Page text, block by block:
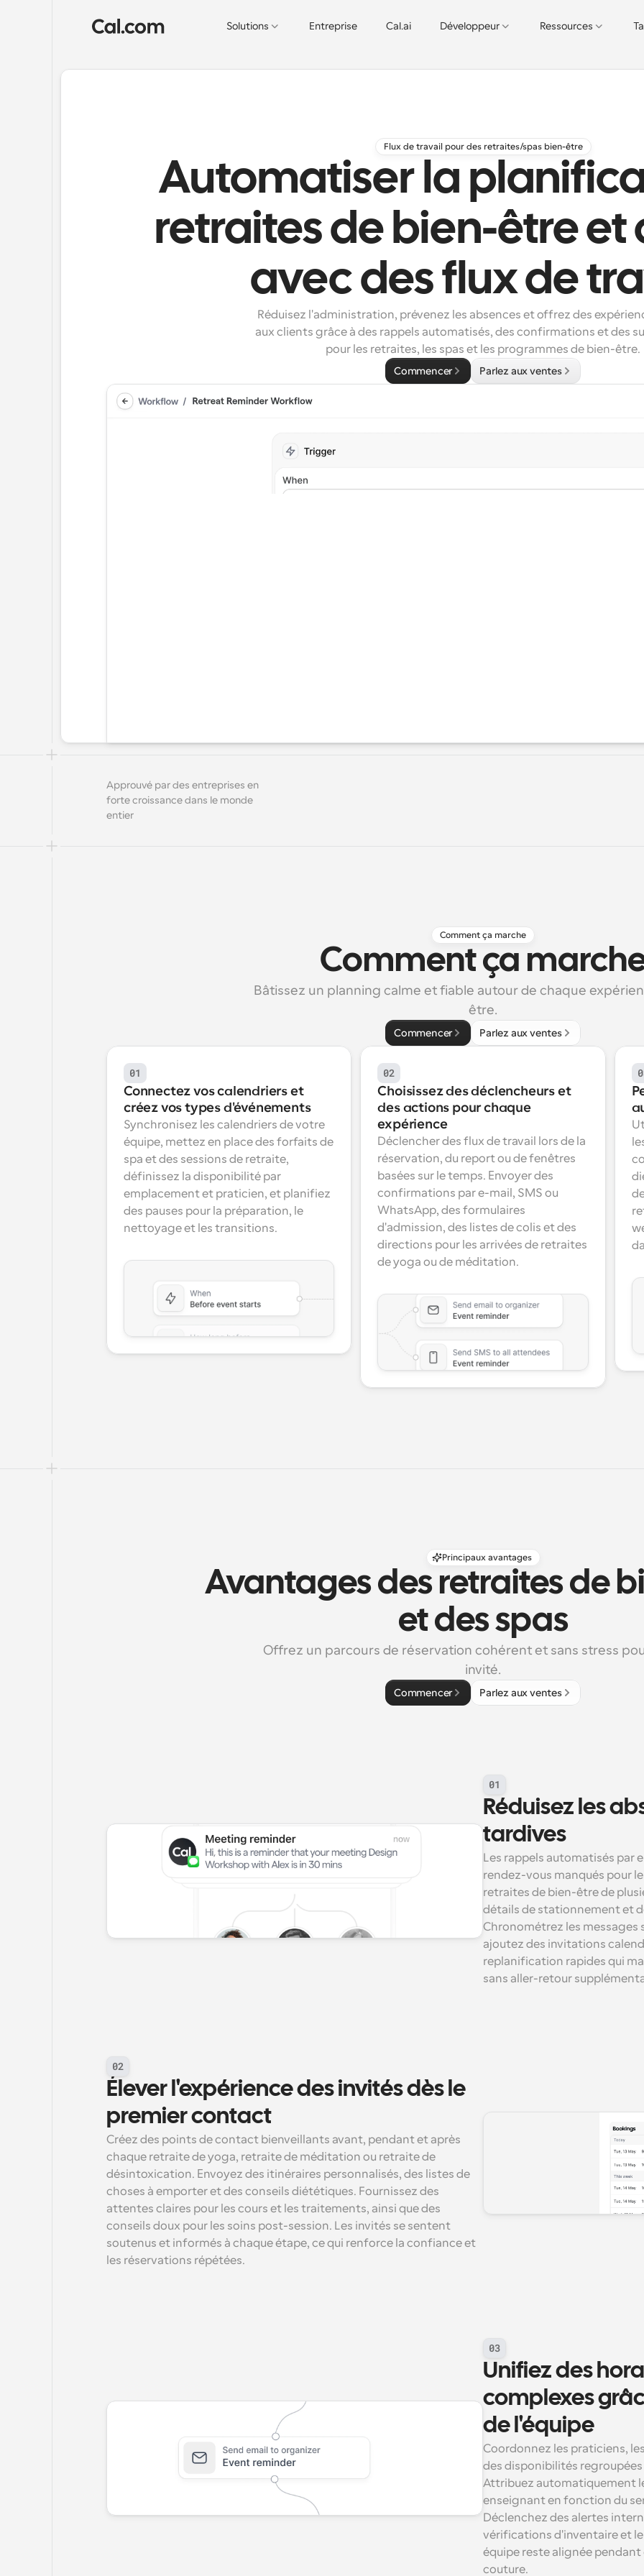
Solutions Entreprise Cal.ai Développeur Ressources
Flux de travail pour des retraites/spas bien-être
Automatiser la
retraites de bien-être et
avec des flux de
Réduisez l'administration, prévenez les absences et offrez des
aux clients grâce à des rappels automatisés, des confirmations et des
pour les retraites, les spas et les programmes de bien-être.
Commencer Parlez aux ventes
Approuvé par des entreprises en
forte croissance dans le monde
entier
Comment ça marche
Comment ça
Bâtissez un planning calme et fiable autour de chaque
être.
Commencer Parlez aux ventes
01
Connectez vos calendriers et
créez vos types d'événements
Synchronisez les calendriers de votre
équipe, mettez en place des forfaits de
spa et des sessions de retraite,
définissez la disponibilité par
emplacement et praticien, et planifiez
des pauses pour la préparation, le
nettoyage et les transitions.
02
Choisissez des déclencheurs et
des actions pour chaque
expérience
Déclencher des flux de travail lors de la
réservation, du report ou de fenêtres
basées sur le temps. Envoyer des
confirmations par e-mail, SMS ou
WhatsApp, des formulaires
d'admission, des listes de colis et des
directions pour les arrivées de retraites
de yoga ou de méditation.
Principaux avantages
Avantages des retraites de
et des spas
Offrez un parcours de réservation cohérent et sans stress
invité.
Commencer Parlez aux ventes
01
Réduisez les
tardives
Les rappels automatisés par
rendez-vous manqués pour
retraites de bien-être de
détails de stationnement et
Chronométrez les messages
ajoutez des invitations
replanification rapides qui
sans aller-retour
02
Élever l'expérience des invités dès le
premier contact
Créez des points de contact bienveillants avant, pendant et après
chaque retraite de yoga, retraite de méditation ou retraite de
désintoxication. Envoyez des itinéraires personnalisés, des listes de
choses à emporter et des conseils diététiques. Fournissez des
attentes claires pour les cours et les traitements, ainsi que des
conseils doux pour les soins post-session. Les invités se sentent
soutenus et informés à chaque étape, ce qui renforce la confiance et
les réservations répétées.
03
Unifiez des
complexes
de l'équipe
Coordonnez les praticiens,
des disponibilités
Attribuez automatiquement
enseignant en fonction du
Déclenchez des alertes
vérifications d'inventaire et
équipe reste alignée
couture.